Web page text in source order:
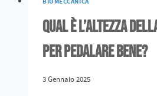
Qual è l’altezza
per pedalare bene?
3 Gennaio 2025